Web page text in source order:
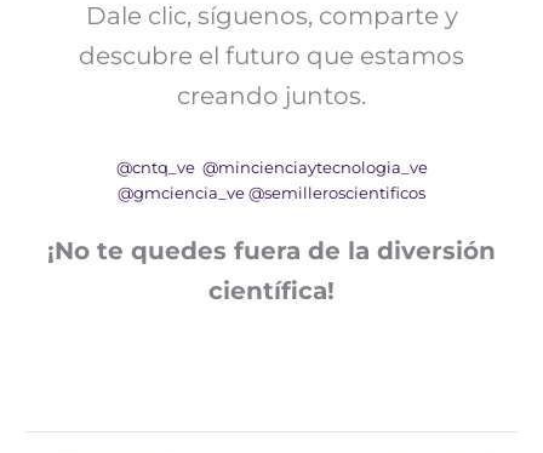
Dale clic, síguenos, comparte y
descubre el futuro que estamos
creando juntos.
@cntq_ve @mincienciaytecnologia_ve
@gmciencia_ve @semilleroscientificos
¡No te quedes fuera de la diversión
científica!